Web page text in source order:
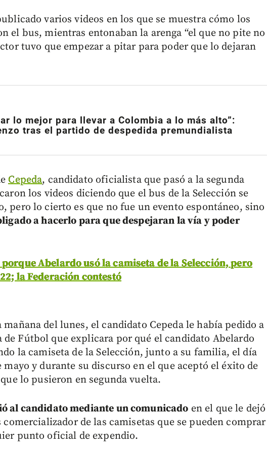
varios videos en los que se muestra cómo los
el bus, mientras entonaban la arenga “el que no pite no
tuvo que empezar a pitar para poder que lo dejaran
lo mejor para llevar a Colombia a lo más alto”:
tras el partido de despedida premundialista
Cepeda, candidato oficialista que pasó a la segunda
los videos diciendo que el bus de la Selección se
pero lo cierto es que no fue un evento espontáneo, sino
a hacerlo para que despejaran la vía y poder
porque Abelardo usó la camiseta de la Selección, pero
la Federación contestó
del lunes, el candidato Cepeda le había pedido a
de Fútbol que explicara por qué el candidato Abelardo
la camiseta de la Selección, junto a su familia, el día
mayo y durante su discurso en el que aceptó el éxito de
lo pusieron en segunda vuelta.
al candidato mediante un comunicado en el que le dejó
comercializador de las camisetas que se pueden comprar
punto oficial de expendio.